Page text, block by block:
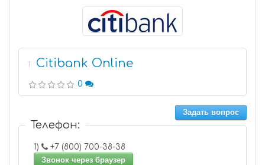
1 Citibank Online
0
Задать вопрос
Телефон:
1)
+7 (800) 700-38-38
Звонок через браузер